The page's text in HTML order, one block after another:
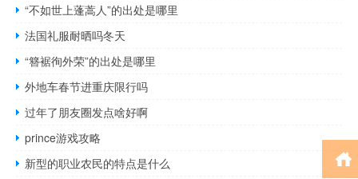
“不如世上蓬蒿人”的出处是哪里
法国礼服耐晒吗冬天
“簪裾徇外荣”的出处是哪里
外地车春节进重庆限行吗
过年了朋友圈发点啥好啊
prince游戏攻略
新型的职业农民的特点是什么